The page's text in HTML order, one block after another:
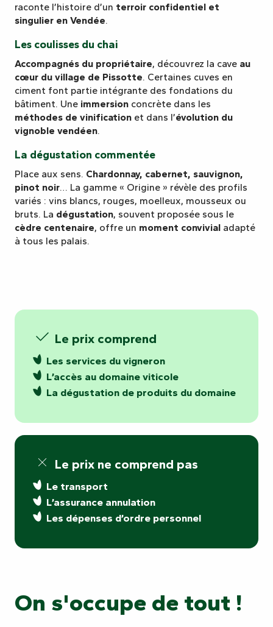
raconte l’histoire d’un terroir confidentiel et
singulier en Vendée.
Les coulisses du chai
Accompagnés du propriétaire, découvrez la cave au
cœur du village de Pissotte. Certaines cuves en
ciment font partie intégrante des fondations du
bâtiment. Une immersion concrète dans les
méthodes de vinification et dans l’évolution du
vignoble vendéen.
La dégustation commentée
Place aux sens. Chardonnay, cabernet, sauvignon,
pinot noir… La gamme « Origine » révèle des profils
variés : vins blancs, rouges, moelleux, mousseux ou
bruts. La dégustation, souvent proposée sous le
cèdre centenaire, offre un moment convivial adapté
à tous les palais.
Le prix comprend
Les services du vigneron
L’accès au domaine viticole
La dégustation de produits du domaine
Le prix ne comprend pas
Le transport
L’assurance annulation
Les dépenses d’ordre personnel
On s'occupe de tout !